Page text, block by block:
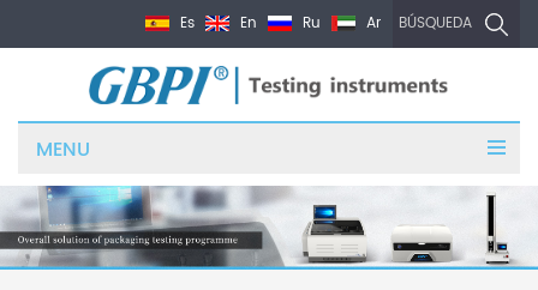
BÚSQUEDA
Es En Ru Ar
MENU